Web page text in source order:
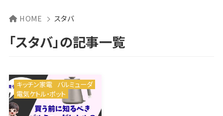
HOME スタバ
「スタバ」の記事一覧
キッチン家電 バルミューダ
電気ケトル・ポット